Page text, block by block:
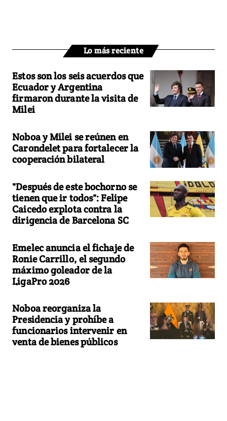
Lo más reciente
Estos son los seis acuerdos que
Ecuador y Argentina
firmaron durante la visita de
Milei
Noboa y Milei se reúnen en
Carondelet para fortalecer la
cooperación bilateral
"Después de este bochorno se
tienen que ir todos": Felipe
Caicedo explota contra la
dirigencia de Barcelona SC
Emelec anuncia el fichaje de
Ronie Carrillo, el segundo
máximo goleador de la
LigaPro 2026
Noboa reorganiza la
Presidencia y prohíbe a
funcionarios intervenir en
venta de bienes públicos